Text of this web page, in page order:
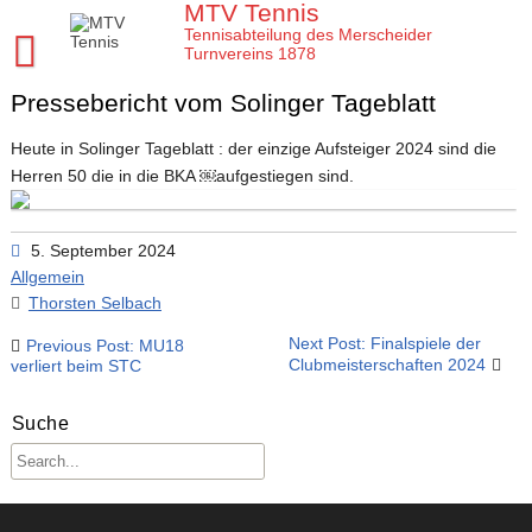
MTV Tennis
Tennisabteilung des Merscheider
Turnvereins 1878
Startseite MTV Tennis
Sponsoren
Verein
MTV Tennis Abteilungsleitung
Anleitungen und Infos
Platz- und Spielordnung
Vereinssatzung
Chronik zu 40 Jahre MTV Tennisabteilung
Mitglied im MTV / Schnupperjahr / Begrüßung
Mannschaften
Damen
Damen 40
Damen 50 2026
Herren 2. Mannschaft
Herren 40
Jugend
Tenniscamps im MTV
Jugendmannschaften im MTV
Kreismeisterschaften Jugend
Stadtmeisterschaften Jugend
Meisterschaften
Clubmeisterschaften im MTV
Medenspiele Sommer 2024
Das neue LK System seit 2020
Tennis Training im MTV
Moritz
Trainingskalender
Presseartikel
Arbeitseinsatz im MTV
Pressebericht vom Solinger Tageblatt
Heute in Solinger Tageblatt : der einzige Aufsteiger 2024 sind die
Herren 50 die in die BKA ￼aufgestiegen sind.
5. September 2024
Allgemein
Thorsten Selbach
Beitragsnavigation
Previous Post: MU18
verliert beim STC
Next Post: Finalspiele der
Clubmeisterschaften 2024
Suche